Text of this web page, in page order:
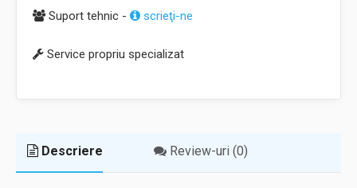
Suport tehnic - scrieţi-ne
Service propriu specializat
Descriere Review-uri (0)